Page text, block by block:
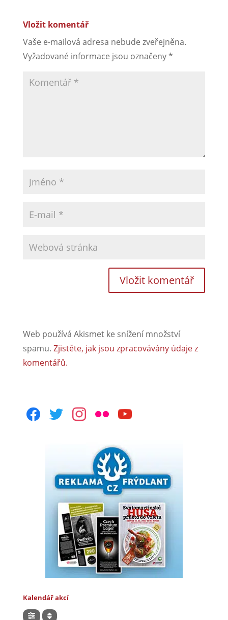
Vložit komentář
Vaše e-mailová adresa nebude zveřejněna.
Vyžadované informace jsou označeny*
Web používá Akismet ke snížení množství
spamu. Zjistěte, jak jsou zpracovávány údaje z
komentářů.
facebooktwitterinstagram
flickr youtube
Kalendář akcí